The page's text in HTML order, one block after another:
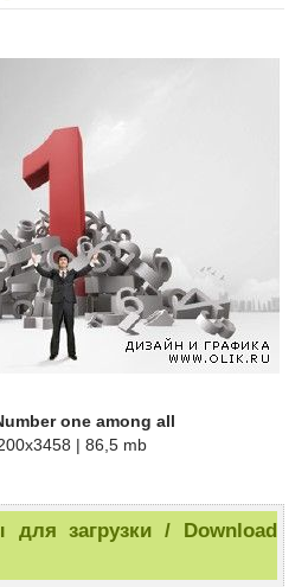
one among all
| 86,5 mb
загрузки / Download